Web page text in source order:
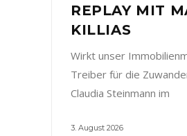
REPLAY MIT
KILLIAS
Wirkt unser
Treiber für die
Claudia Steinmann im
3. August 2026